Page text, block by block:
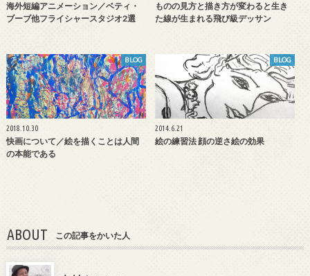
海外短編アニメーション／ベティ・
ブーブ他フライシャースタジオ2選
ものの見方と描き方が変わると生き
た線が生まれる飛び級デッサン
BLOG
2018.10.30
快画について／絵を描くことは人間
の本能である
BLOG
2014.6.21
絵の練習法 顔の逆さ絵の効果
ABOUT この記事をかいた人